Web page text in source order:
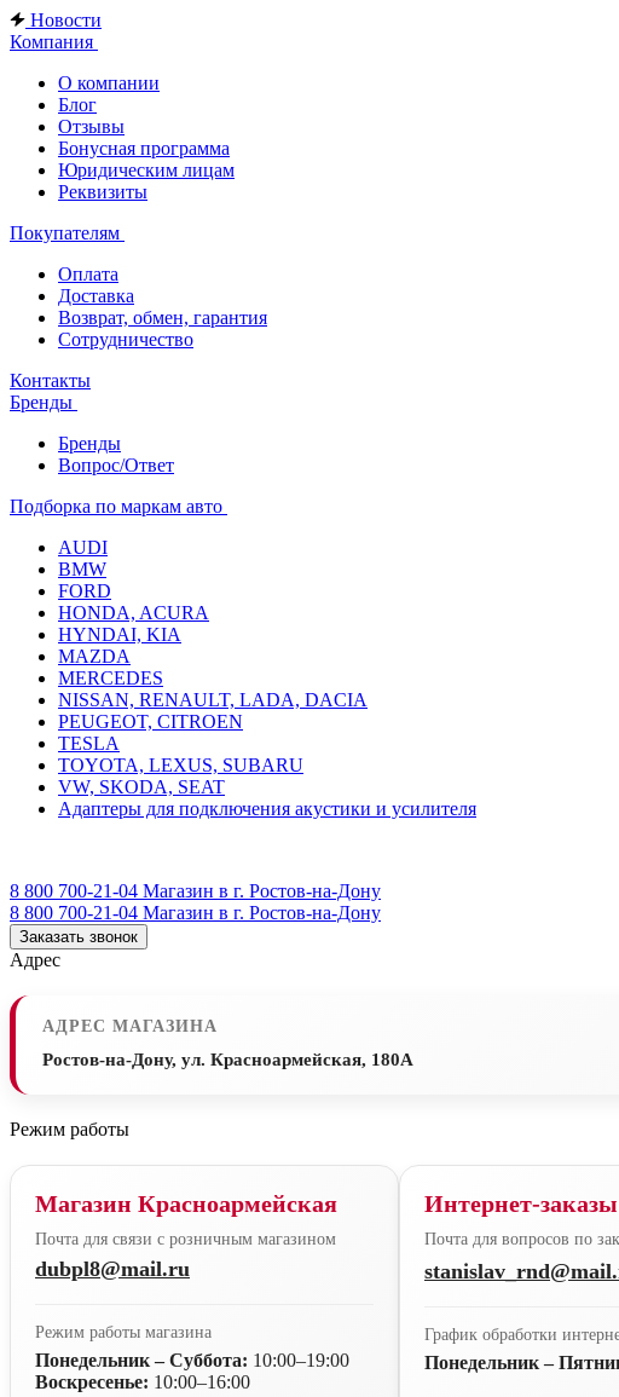
Новости
Компания
О компании
Блог
Отзывы
Бонусная программа
Юридическим лицам
Реквизиты
Покупателям
Оплата
Доставка
Возврат, обмен, гарантия
Сотрудничество
Контакты
Бренды
Бренды
Вопрос/Ответ
Подборка по маркам авто
AUDI
BMW
FORD
HONDA, ACURA
HYNDAI, KIA
MAZDA
MERCEDES
NISSAN, RENAULT, LADA, DACIA
PEUGEOT, CITROEN
TESLA
TOYOTA, LEXUS, SUBARU
VW, SKODA, SEAT
Адаптеры для подключения акустики и усилителя
8 800 700-21-04 Магазин в г. Ростов-на-Дону
8 800 700-21-04 Магазин в г. Ростов-на-Дону
Заказать звонок
Адрес
АДРЕС МАГАЗИНА
Ростов-на-Дону, ул. Красноармейская, 180А
Режим работы
Магазин Красноармейская
Почта для связи с розничным магазином
dubpl8@mail.ru
Режим работы магазина
Понедельник – Суббота: 10:00–19:00
Воскресенье: 10:00–16:00
Интернет-заказы
Почта для вопросов по
График обработки
Понедельник –